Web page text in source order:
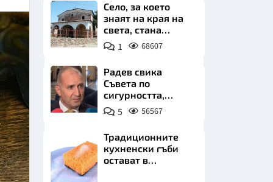
ХРАНА
ИКОНОМИКА
Село, за което
знаят на края на
света, стана
имотно бижу на
София. Къщи с
1 68607
Радев свика
Съвета по
сигурността,
следва ключово
изявление
5 56567
Традиционните
кухненски гъби
остават в